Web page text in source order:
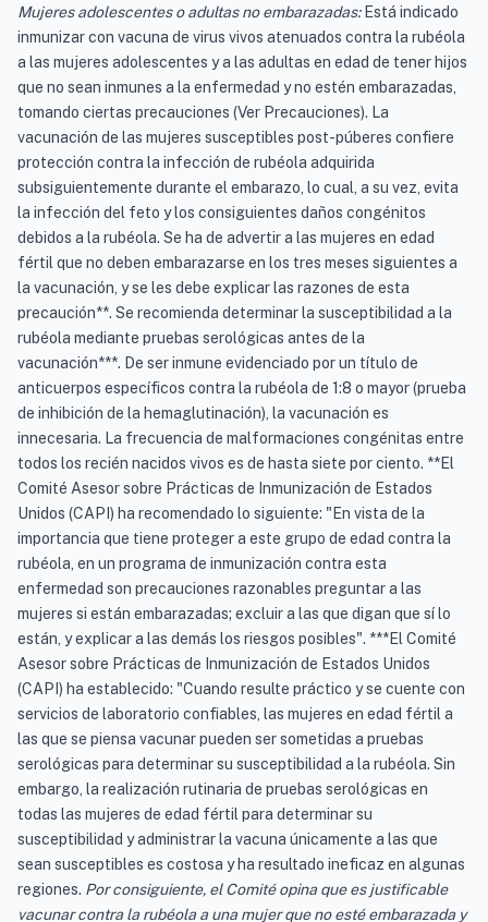
Mujeres adolescentes o adultas no embarazadas: Está indicado
inmunizar con vacuna de virus vivos atenuados contra la rubéola
a las mujeres adolescentes y a las adultas en edad de tener hijos
que no sean inmunes a la enfermedad y no estén embarazadas,
tomando ciertas precauciones (Ver Precauciones). La
vacunación de las mujeres susceptibles post-púberes confiere
protección contra la infección de rubéola adquirida
subsiguientemente durante el embarazo, lo cual, a su vez, evita
la infección del feto y los consiguientes daños congénitos
debidos a la rubéola. Se ha de advertir a las mujeres en edad
fértil que no deben embarazarse en los tres meses siguientes a
la vacunación, y se les debe explicar las razones de esta
precaución**. Se recomienda determinar la susceptibilidad a la
rubéola mediante pruebas serológicas antes de la
vacunación***. De ser inmune evidenciado por un título de
anticuerpos específicos contra la rubéola de 1:8 o mayor (prueba
de inhibición de la hemaglutinación), la vacunación es
innecesaria. La frecuencia de malformaciones congénitas entre
todos los recién nacidos vivos es de hasta siete por ciento. **El
Comité Asesor sobre Prácticas de Inmunización de Estados
Unidos (CAPI) ha recomendado lo siguiente: "En vista de la
importancia que tiene proteger a este grupo de edad contra la
rubéola, en un programa de inmunización contra esta
enfermedad son precauciones razonables preguntar a las
mujeres si están embarazadas; excluir a las que digan que sí lo
están, y explicar a las demás los riesgos posibles". ***El Comité
Asesor sobre Prácticas de Inmunización de Estados Unidos
(CAPI) ha establecido: "Cuando resulte práctico y se cuente con
servicios de laboratorio confiables, las mujeres en edad fértil a
las que se piensa vacunar pueden ser sometidas a pruebas
serológicas para determinar su susceptibilidad a la rubéola. Sin
embargo, la realización rutinaria de pruebas serológicas en
todas las mujeres de edad fértil para determinar su
susceptibilidad y administrar la vacuna únicamente a las que
sean susceptibles es costosa y ha resultado ineficaz en algunas
regiones. Por consiguiente, el Comité opina que es justificable
vacunar contra la rubéola a una mujer que no esté embarazada y